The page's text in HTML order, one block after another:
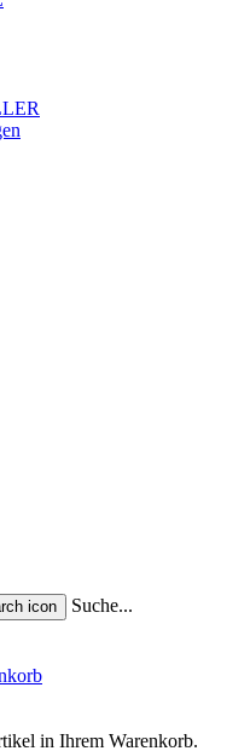
Suche...
in Ihrem Warenkorb.